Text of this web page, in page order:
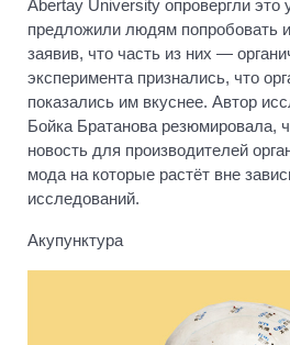
Abertay University опровергли это
предложили людям попробовать
заявив, что часть из них —
эксперимента признались, что
показались им вкуснее. Автор
Бойка Братанова резюмировала,
новость для производителей
мода на которые растёт вне
исследований.
Акупунктура